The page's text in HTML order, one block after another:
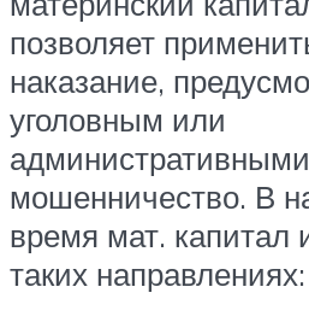
позволяет
наказание,
уголовным или
мошенничество. В
время мат. капитал
таких направлениях: